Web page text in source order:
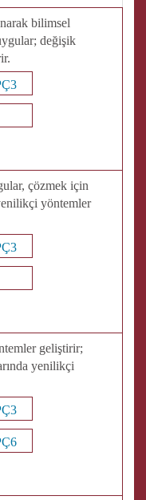
bilimsel
değişik
çözmek için
yöntemler
geliştirir;
yenilikçi